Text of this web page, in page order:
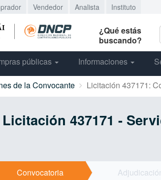
Vendedor Analista Instituto
¿Qué estás
buscando?
públicas Informaciones
de la Convocante Licitación 437171:
437171 -
Convocatoria